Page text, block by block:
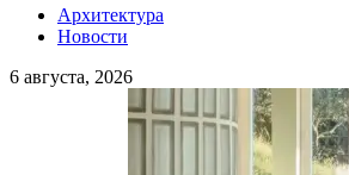
Архитектура
Новости
6 августа, 2026